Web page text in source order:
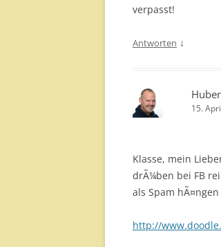
verpasst!
Antworten ↓
15.
Klasse, mein
drÃ¼ben bei FB
als Spam
http://